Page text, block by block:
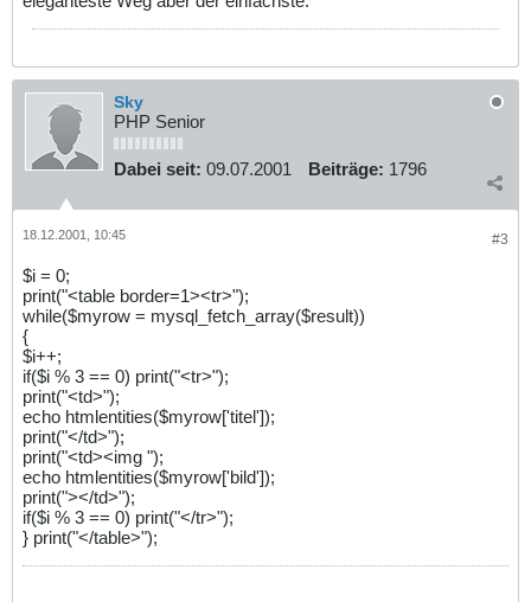
Sky
PHP Senior
Dabei seit: 09.07.2001 Beiträge: 1796
#3
18.12.2001, 10:45
$i = 0;
print("<table border=1><tr>");
while($myrow = mysql_fetch_array($result))
{
$i++;
if($i % 3 == 0) print("<tr>");
print("<td>");
echo htmlentities($myrow['titel']);
print("</td>");
print("<td><img ");
echo htmlentities($myrow['bild']);
print("></td>");
if($i % 3 == 0) print("</tr>");
} print("</table>");